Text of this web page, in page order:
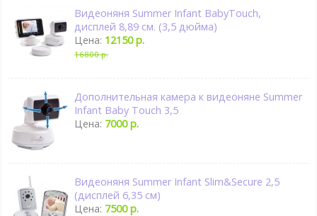
Видеоняня Summer Infant BabyTouch,
дисплей 8,89 см. (3,5 дюйма)
Цена: 12150 р.
16800 р.
Дополнительная камера к видеоняне Summer
Infant Baby Touch 3,5
Цена: 7000 р.
Видеоняня Summer Infant Slim&Secure 2,5
(дисплей 6,35 см)
Цена: 7500 р.